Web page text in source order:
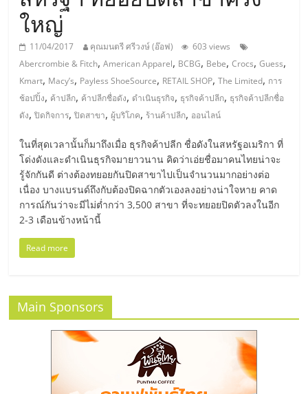
เอ็
มอี
ไทย,
SMEs,
แฟ
รน
ไชส์,
ที่
ปรึกษา
แฟ
ใหญ่
11/04/2017 คุณมนตรี ศรีวงษ์ (อ๊อฟ)
603 views
Abercrombie & Fitch,American Apparel, BCBG, Bebe,Crocs,Guess,
Kmart, Macy’s, Payless ShoeSource, RETAIL SHOP,The Limited, การ
ช้อปปิ้ง, ค้าปลีก, ค้าปลีกชื่อดัง, ดำเนินธุรกิจ, ธุรกิจค้าปลีก, ธุรกิจค้าปลีกชื่อ
ดัง,ปิดกิจการ,ปิดสาขา,ผู้บริโภค, ร้านค้าปลีก, ออนไลน์
ในที่สุดเวลานั้นก็มาถึงเมื่อ ธุรกิจค้าปลีก ชื่อดังในสหรัฐอเมริกา ที่
โด่งดังและดำเนินธุรกิจมายาวนาน คิดว่าเอ่ยชื่อมาคนไทยน่าจะ
รู้จักกันดี ต่างต้องทยอยกันปิดสาขาไปเป็นจำนวนมากอย่างต่อ
เนื่อง บางแบรนด์ถึงกับต้องปิดฉากตัวเองลงอย่างน่าใจหาย คาด
การณ์กันว่าจะมีไม่ต่ำกว่า 3,500 สาขา ที่จะทยอยปิดตัวลงในอีก
2-3 เดือนข้างหน้านี้
Read more
Main Sponsors